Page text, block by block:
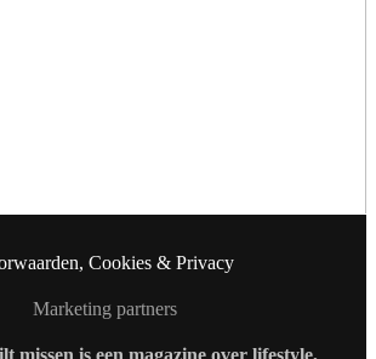
Cookies & Privacy
Marketing partners